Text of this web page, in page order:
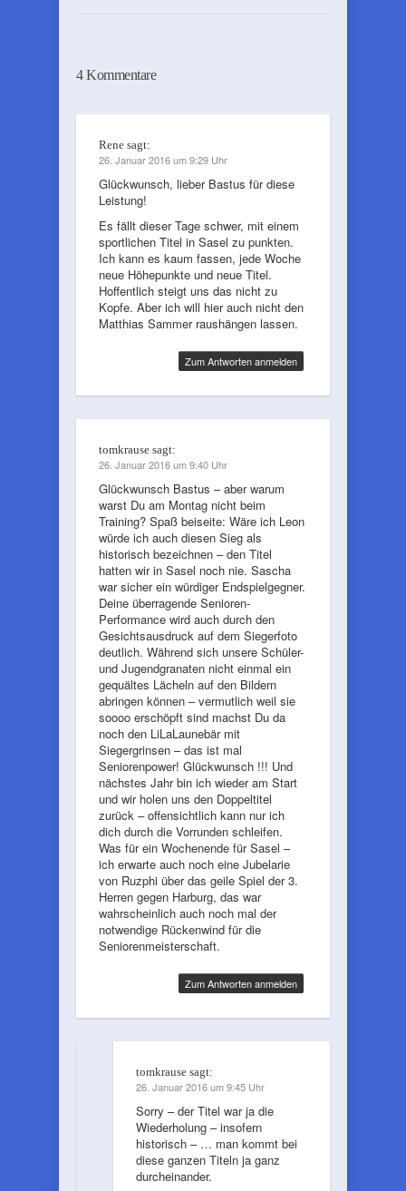
4 Kommentare
Rene sagt:
26. Januar 2016 um 9:29 Uhr
Glückwunsch, lieber Bastus für diese
Leistung!
Es fällt dieser Tage schwer, mit einem
sportlichen Titel in Sasel zu punkten.
Ich kann es kaum fassen, jede Woche
neue Höhepunkte und neue Titel.
Hoffentlich steigt uns das nicht zu
Kopfe. Aber ich will hier auch nicht den
Matthias Sammer raushängen lassen.
Zum Antworten anmelden
tomkrause sagt:
26. Januar 2016 um 9:40 Uhr
Glückwunsch Bastus – aber warum
warst Du am Montag nicht beim
Training? Spaß beiseite: Wäre ich Leon
würde ich auch diesen Sieg als
historisch bezeichnen – den Titel
hatten wir in Sasel noch nie. Sascha
war sicher ein würdiger Endspielgegner.
Deine überragende Senioren-
Performance wird auch durch den
Gesichtsausdruck auf dem Siegerfoto
deutlich. Während sich unsere Schüler-
und Jugendgranaten nicht einmal ein
gequältes Lächeln auf den Bildern
abringen können – vermutlich weil sie
soooo erschöpft sind machst Du da
noch den LiLaLaunebär mit
Siegergrinsen – das ist mal
Seniorenpower! Glückwunsch !!! Und
nächstes Jahr bin ich wieder am Start
und wir holen uns den Doppeltitel
zurück – offensichtlich kann nur ich
dich durch die Vorrunden schleifen.
Was für ein Wochenende für Sasel –
ich erwarte auch noch eine Jubelarie
von Ruzphi über das geile Spiel der 3.
Herren gegen Harburg, das war
wahrscheinlich auch noch mal der
notwendige Rückenwind für die
Seniorenmeisterschaft.
Zum Antworten anmelden
tomkrause sagt:
26. Januar 2016 um 9:45 Uhr
Sorry – der Titel war ja die
Wiederholung – insofern
historisch – … man kommt bei
diese ganzen Titeln ja ganz
durcheinander.